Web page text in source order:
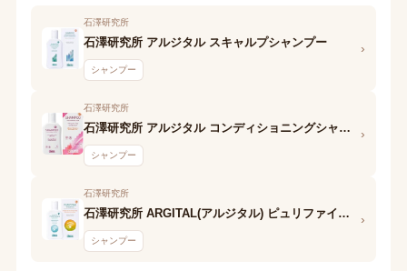
石澤研究所
石澤研究所 アルジタル スキャルプシャンプー
シャンプー
›
石澤研究所
石澤研究所 アルジタル コンディショニングシャンプー
シャンプー
›
石澤研究所
石澤研究所 ARGITAL(アルジタル) ピュリファイングシャンプー
シャンプー
›